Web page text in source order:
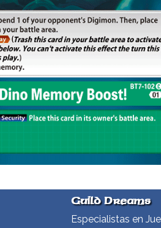
Guild Dreams
Especialistas en